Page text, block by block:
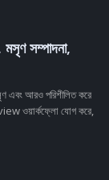
সম্পাদনা,
আরও পরিশীলিত করে
ওয়ার্কফ্লো যোগ করে,